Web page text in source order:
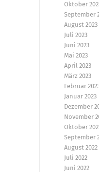
Oktober
September
August 2023
Juli 2023
Juni 2023
Mai 2023
April 2023
März 2023
Februar
Januar 2023
Dezember
November
Oktober
September
August 2022
Juli 2022
Juni 2022